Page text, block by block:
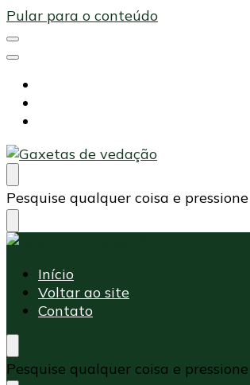
Pular para o conteúdo
Maxi Embalagens
Blog Maxi Embalagens
Procurando
algo?
Pesquise qualquer coisa e
Maxi Embalagens
Blog Maxi Embalagens
Início
Voltar ao site
Contato
Procurando
Pesquise qualquer coisa e